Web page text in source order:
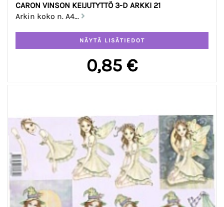
CARON VINSON KEIJUTYTTÖ 3-D ARKKI 21
Arkin koko n. A4...
0,85 €